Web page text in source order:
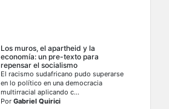
Los muros, el apartheid y la
economía: un pre-texto para
repensar el socialismo
El racismo sudafricano pudo superarse
en lo político en una democracia
multirracial aplicando c...
PorGabriel Quirici